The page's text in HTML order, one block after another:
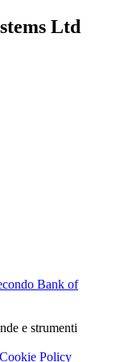
Ltd
Bank of
e strumenti
Cookie Policy